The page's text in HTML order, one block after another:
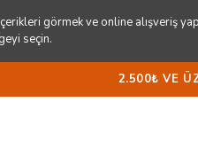
görmek ve online alışveriş
seçin.
2.500₺ VE